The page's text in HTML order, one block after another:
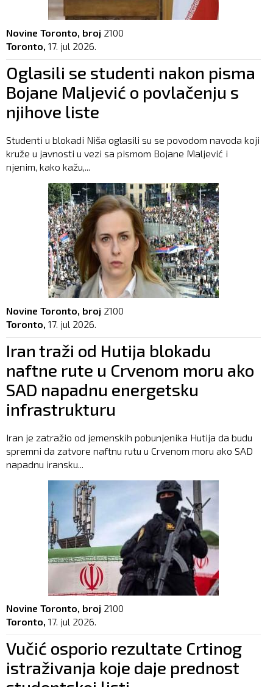
Novine Toronto, broj 2100
Toronto, 17. jul 2026.
Oglasili se studenti nakon pisma
Bojane Maljević o povlačenju s
njihove liste
Studenti u blokadi Niša oglasili su se povodom navoda koji
kruže u javnosti u vezi sa pismom Bojane Maljević i
njenim, kako kažu,...
Novine Toronto, broj 2100
Toronto, 17. jul 2026.
Iran traži od Hutija blokadu
naftne rute u Crvenom moru ako
SAD napadnu energetsku
infrastrukturu
Iran je zatražio od jemenskih pobunjenika Hutija da budu
spremni da zatvore naftnu rutu u Crvenom moru ako SAD
napadnu iransku...
Novine Toronto, broj 2100
Toronto, 17. jul 2026.
Vučić osporio rezultate Crtinog
istraživanja koje daje prednost